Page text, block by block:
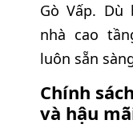
Gò Vấp.
nhà cao
luôn sẵn
Chính
và hậu